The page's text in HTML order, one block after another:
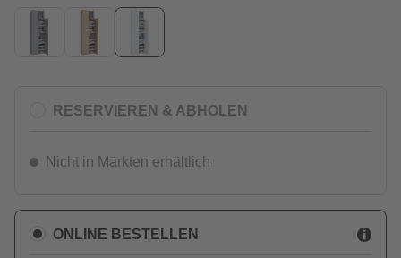
RESERVIEREN & ABHOLEN
Nicht in Märkten erhältlich
ONLINE BESTELLEN